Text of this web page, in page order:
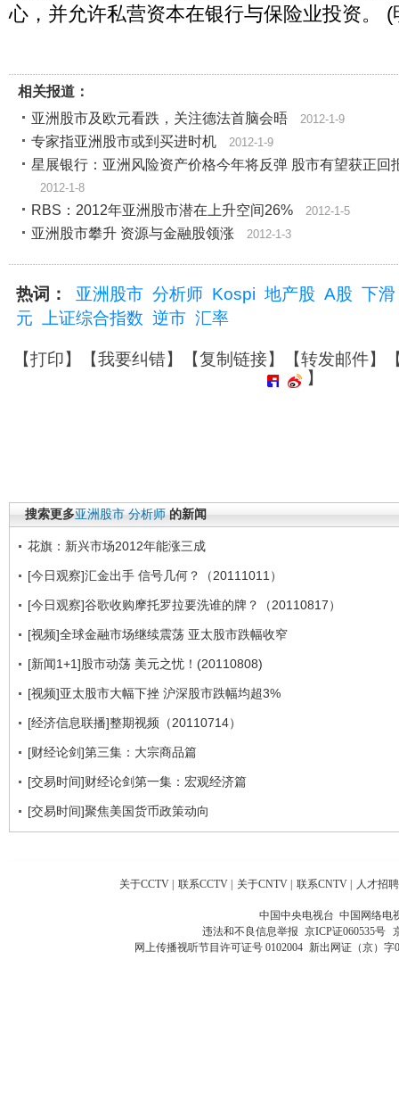
心，并允许私营资本在银行与保险业投资。 (
相关报道：
亚洲股市及欧元看跌，关注德法首脑会晤
2012-1-9
专家指亚洲股市或到买进时机 2012-1-9
星展银行：亚洲风险资产价格今年将反弹 股市有望获正回
2012-1-8
RBS：2012年亚洲股市潜在上升空间26% 2012-1-5
亚洲股市攀升 资源与金融股领涨 2012-1-3
热词： 亚洲股市 分析师 Kospi 地产股 A股 下滑
元
上证综合指数 逆市 汇率
【打印】【我要纠错】【复制链接】【转发邮件】
】
搜索更多亚洲股市 分析师 的新闻
花旗：新兴市场2012年能涨三成
[今日观察]汇金出手 信号几何？（20111011）
[今日观察]谷歌收购摩托罗拉要洗谁的牌？（20110817）
[视频]全球金融市场继续震荡 亚太股市跌幅收窄
[新闻1+1]股市动荡 美元之忧！(20110808)
[视频]亚太股市大幅下挫 沪深股市跌幅均超3%
[经济信息联播]整期视频（20110714）
[财经论剑]第三集：大宗商品篇
[交易时间]财经论剑第一集：宏观经济篇
[交易时间]聚焦美国货币政策动向
关于CCTV | 联系CCTV | 关于CNTV | 联系CNTV | 人才招聘
中国中央电视台 中国网络电
违法和不良信息举报 京ICP证060535号
网上传播视听节目许可证号 0102004 新出网证（京）